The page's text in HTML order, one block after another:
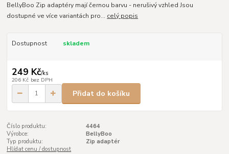
BellyBoo Zip adaptéry mají černou barvu - nerušivý vzhled Jsou
dostupné ve více variantách pro... celý popis
Dostupnost skladem
249 Kč/ks
206 Kč bez DPH
Přidat do košíku
Číslo produktu:
4464
Výrobce:
BellyBoo
Typ produktu:
Zip adaptér
Hlídat cenu / dostupnost